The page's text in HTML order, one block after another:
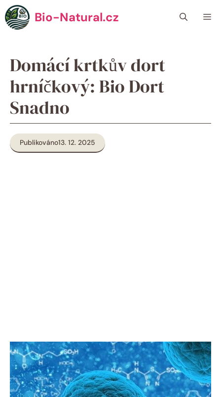
Přeskočit
na
obsah
Bio-Natural.cz
Domácí krtkův dort
hrníčkový: Bio Dort
Snadno
Publikováno13. 12. 2025